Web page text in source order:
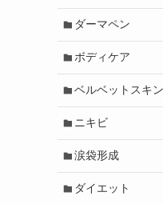
ダーマペン
ボディケア
ベルベットスキン
ニキビ
涙袋形成
ダイエット